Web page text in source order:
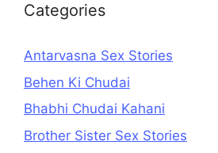
Categories
Antarvasna Sex Stories
Behen Ki Chudai
Bhabhi Chudai Kahani
Brother Sister Sex Stories